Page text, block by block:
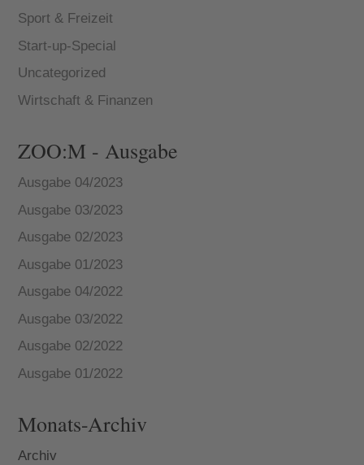
Sport & Freizeit
Start-up-Special
Uncategorized
Wirtschaft & Finanzen
ZOO:M - Ausgabe
Ausgabe 04/2023
Ausgabe 03/2023
Ausgabe 02/2023
Ausgabe 01/2023
Ausgabe 04/2022
Ausgabe 03/2022
Ausgabe 02/2022
Ausgabe 01/2022
Monats-Archiv
Archiv